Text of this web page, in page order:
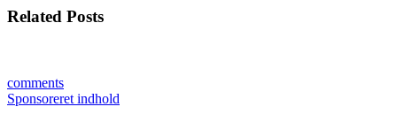
Related Posts
comments
Sponsoreret indhold